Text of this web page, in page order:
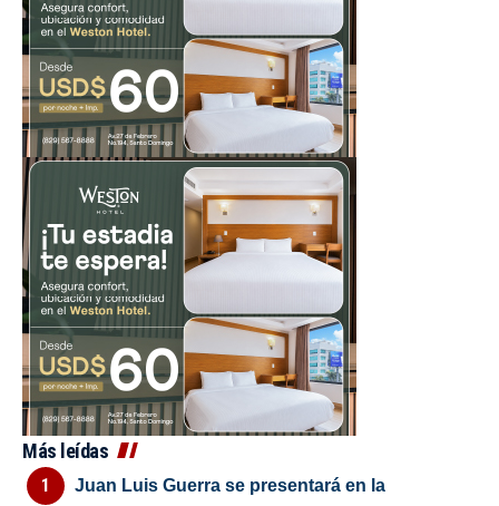
Más leídas
Juan Luis Guerra se presentará en la